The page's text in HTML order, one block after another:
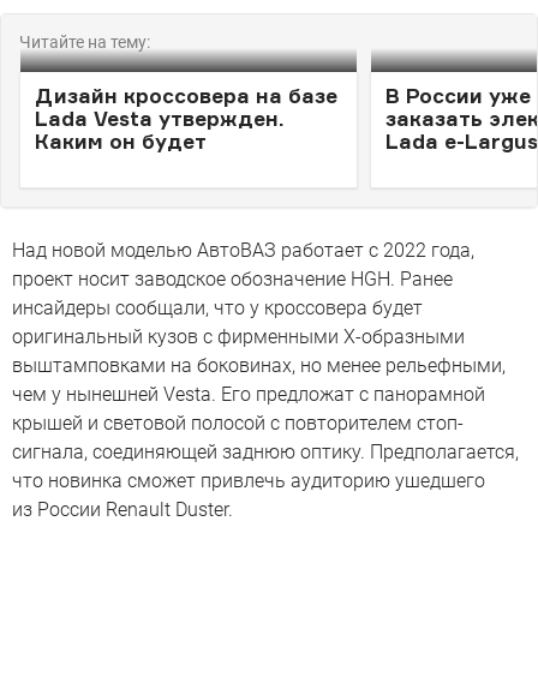
Читайте на тему:
Дизайн кроссовера на базе
Lada Vesta утвержден.
Каким он будет
В России
заказать
Lada e-Largus
Над новой моделью АвтоВАЗ работает с 2022 года,
проект носит заводское обозначение HGH. Ранее
инсайдеры сообщали, что у кроссовера будет
оригинальный кузов с фирменными Х-образными
выштамповками на боковинах, но менее рельефными,
чем у нынешней Vesta. Его предложат с панорамной
крышей и световой полосой с повторителем стоп-
сигнала, соединяющей заднюю оптику. Предполагается,
что новинка сможет привлечь аудиторию ушедшего
из России Renault Duster.